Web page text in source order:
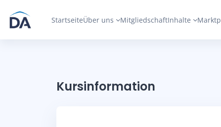
StartseiteÜber uns MitgliedschaftInhalte
Kursinformation